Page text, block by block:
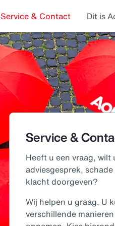
Service & Contact Dit is
Service &
Heeft u een vraag, wilt
adviesgesprek,
klacht doorgeven?
Wij helpen u graag. U
verschillende